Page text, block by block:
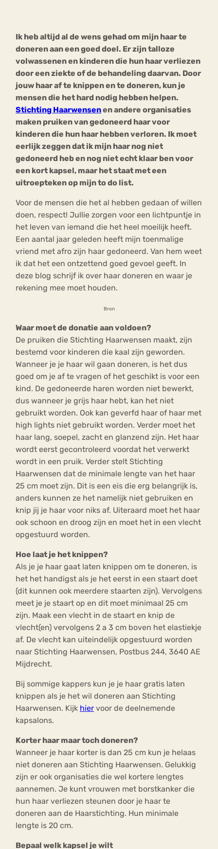
Ik heb altijd al de wens gehad om mijn haar te
doneren aan een goed doel. Er zijn talloze
volwassenen en kinderen die hun haar verliezen
door een ziekte of de behandeling daarvan. Door
jouw haar af te knippen en te doneren, kun je
mensen die het hard nodig hebben helpen.
Stichting Haarwensenen andere organisaties
maken pruiken van gedoneerd haar voor
kinderen die hun haar hebben verloren. Ik moet
eerlijk zeggen dat ik mijn haar nog niet
gedoneerd heb en nog niet echt klaar ben voor
een kort kapsel, maar het staat met een
uitroepteken op mijn to do list.
Voor de mensen die het al hebben gedaan of willen
doen, respect! Jullie zorgen voor een lichtpuntje in
het leven van iemand die het heel moeilijk heeft.
Een aantal jaar geleden heeft mijn toenmalige
vriend met afro zijn haar gedoneerd. Van hem weet
ik dat het een ontzettend goed gevoel geeft. In
deze blog schrijf ik over haar doneren en waar je
rekening mee moet houden.
Bron
Waar moet de donatie aan voldoen?
De pruiken die Stichting Haarwensen maakt, zijn
bestemd voor kinderen die kaal zijn geworden.
Wanneer je je haar wil gaan doneren, is het dus
goed om je af te vragen of het geschikt is voor een
kind. De gedoneerde haren worden niet bewerkt,
dus wanneer je grijs haar hebt, kan het niet
gebruikt worden. Ook kan geverfd haar of haar met
high lights niet gebruikt worden. Verder moet het
haar lang, soepel, zacht en glanzend zijn. Het haar
wordt eerst gecontroleerd voordat het verwerkt
wordt in een pruik. Verder stelt Stichting
Haarwensen dat de minimale lengte van het haar
25 cm moet zijn. Dit is een eis die erg belangrijk is,
anders kunnen ze het namelijk niet gebruiken en
knip jij je haar voor niks af. Uiteraard moet het haar
ook schoon en droog zijn en moet het in een vlecht
opgestuurd worden.
Hoe laat je het knippen?
Als je je haar gaat laten knippen om te doneren, is
het het handigst als je het eerst in een staart doet
(dit kunnen ook meerdere staarten zijn). Vervolgens
meet je je staart op en dit moet minimaal 25 cm
zijn. Maak een vlecht in de staart en knip de
vlecht(en) vervolgens 2 a 3 cm boven het elastiekje
af. De vlecht kan uiteindelijk opgestuurd worden
naar Stichting Haarwensen, Postbus 244, 3640 AE
Mijdrecht.
Bij sommige kappers kun je je haar gratis laten
knippen als je het wil doneren aan Stichting
Haarwensen. Kijk hier voor de deelnemende
kapsalons.
Korter haar maar toch doneren?
Wanneer je haar korter is dan 25 cm kun je helaas
niet doneren aan Stichting Haarwensen. Gelukkig
zijn er ook organisaties die wel kortere lengtes
aannemen. Je kunt vrouwen met borstkanker die
hun haar verliezen steunen door je haar te
doneren aan de Haarstichting. Hun minimale
lengte is 20 cm.
Bepaal welk kapsel je wilt
Chat
Forum
mia
Nerv
osa
Eetstoornis Anorexia Nervosa
Eetbuien Piekeren Sport
Trauma
Orthorexia
Afvallen Angst